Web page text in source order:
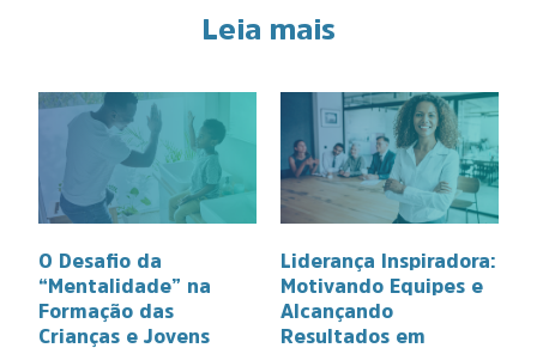
Leia mais
O Desafio da
“Mentalidade” na
Formação das
Crianças e Jovens
Liderança Inspiradora:
Motivando Equipes e
Alcançando
Resultados em